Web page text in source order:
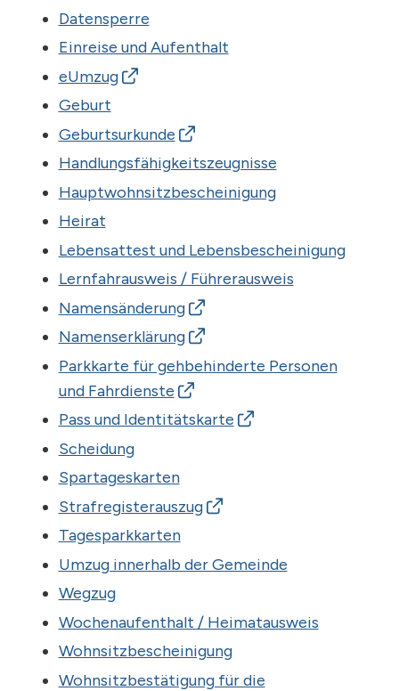
AstridDelévaux
Sachbearbeiterin
astrid.delevaux
RegulaHäfeli
Sachbearbeiterin
regula.haefeli@muri-guemligen.ch
DanielaRuschetta
Sachbearbeiterin
daniela.ruschetta
@muri-guemligen.ch
NickSchmutz
Sachbearbeiter
nick.schmutz@muri-guemligen.ch
PriscaZwahlen
Sachbearbeiterin
prisca.zwahlen@muri-guemligen.ch
FelixDettwyler
Lernender
felix.dettwyler@muri-guemligen.ch
Datensperre
Einreise und Aufenthalt
eUmzug
Geburt
Geburtsurkunde
Handlungsfähigkeitszeugnisse
Hauptwohnsitzbescheinigung
Heirat
Lebensattest und Lebensbescheinigung
Lernfahrausweis / Führerausweis
Namensänderung
Namenserklärung
Parkkarte für gehbehinderte Personen
und Fahrdienste
Pass und Identitätskarte
Scheidung
Spartageskarten
Strafregisterauszug
Tagesparkkarten
Umzug innerhalb der Gemeinde
Wegzug
Wochenaufenthalt / Heimatausweis
Wohnsitzbescheinigung
Wohnsitzbestätigung für die